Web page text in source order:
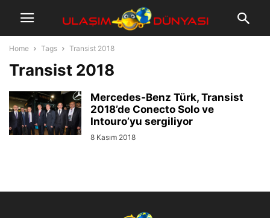
Home Tags Transist 2018
Transist 2018
Mercedes-Benz Türk, Transist
2018’de Conecto Solo ve
Intouro’yu sergiliyor
8 Kasım 2018